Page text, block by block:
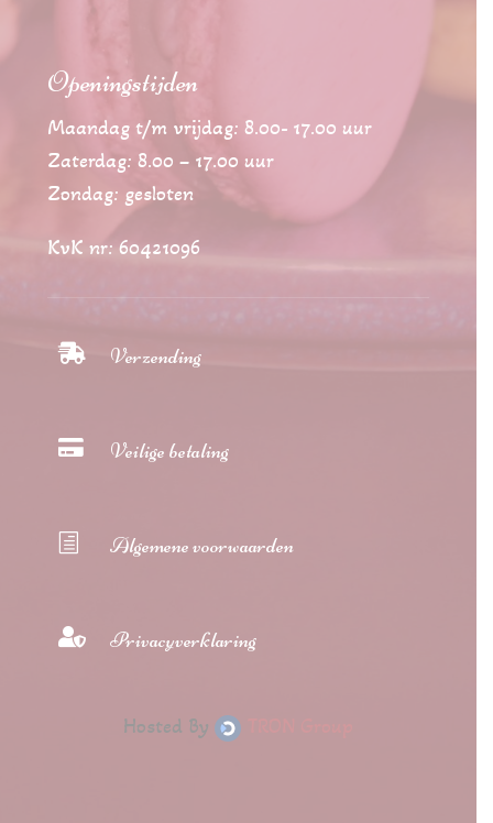
Openingstijden
Maandag t/m vrijdag: 8.00- 17.00 uur
Zaterdag: 8.00 – 17.00 uur
Zondag: gesloten
KvK nr: 60421096
 Verzending
 Veilige betaling
h Algemene voorwaarden
 Privacyverklaring
Hosted By TRON Group